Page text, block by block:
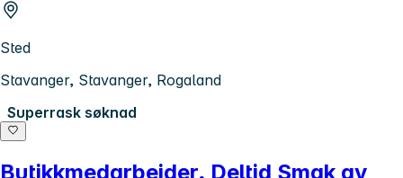
Sted
Stavanger, Stavanger, Rogaland
Superrask søknad
Butikkmedarbeider, Deltid Smak av